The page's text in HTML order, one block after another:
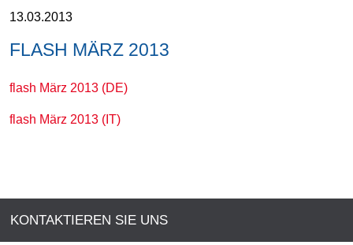
13.03.2013
FLASH MÄRZ 2013
flash März 2013 (DE)
flash März 2013 (IT)
KONTAKTIEREN SIE UNS